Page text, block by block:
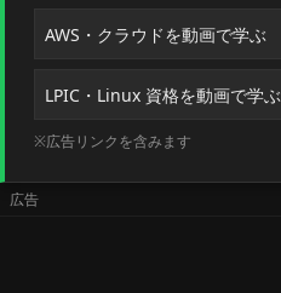
AWS・クラウドを動画で学ぶ
LPIC・Linux 資格を動画で学ぶ
※広告リンクを含みます